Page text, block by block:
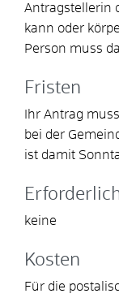
Antragstellerin
kann oder
Person muss
Fristen
Ihr Antrag
bei der
ist damit
keine
Kosten
Für die